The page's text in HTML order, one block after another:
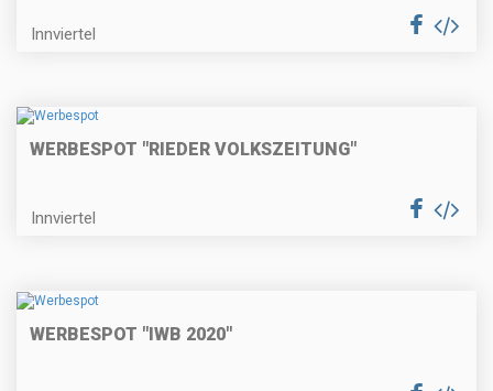
Innviertel
WERBESPOT "RIEDER VOLKSZEITUNG"
Innviertel
WERBESPOT "IWB 2020"